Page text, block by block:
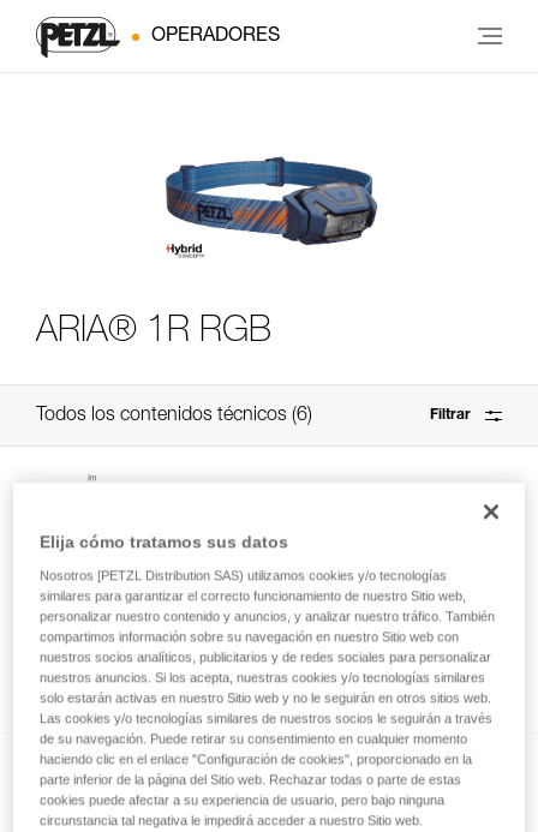
OPERADORES
ARIA® 1R RGB
Todos los contenidos técnicos 6 Filtrar
¿Cómo se miden los rendimientos de la
iluminación con el protocolo ANSI/PLATO
FL1?
Elija cómo tratamos sus datos
Nosotros [PETZL Distribution SAS) utilizamos cookies y/o tecnologías
similares para garantizar el correcto funcionamiento de nuestro Sitio web,
personalizar nuestro contenido y anuncios, y analizar nuestro tráfico. También
compartimos información sobre su navegación en nuestro Sitio web con
nuestros socios analíticos, publicitarios y de redes sociales para personalizar
nuestros anuncios. Si los acepta, nuestras cookies y/o tecnologías similares
solo estarán activas en nuestro Sitio web y no le seguirán en otros sitios web.
Las cookies y/o tecnologías similares de nuestros socios le seguirán a través
de su navegación. Puede retirar su consentimiento en cualquier momento
haciendo clic en el enlace "Configuración de cookies", proporcionado en la
parte inferior de la página del Sitio web. Rechazar todas o parte de estas
cookies puede afectar a su experiencia de usuario, pero bajo ninguna
circunstancia tal negativa le impedirá acceder a nuestro Sitio web.